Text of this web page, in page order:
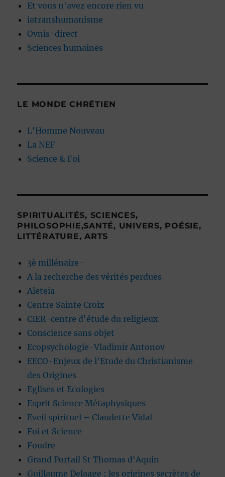
Et vous n'avez encore rien vu
iatranshumanisme
Ovnis-direct
Sciences humaines
LE MONDE CHRÉTIEN
L'Homme Nouveau
La NEF
Science & Foi
SPIRITUALITÉS, SCIENCES,
PHILOSOPHIE,SANTÉ, UNIVERS, POÉSIE,
LITTÉRATURE, ARTS
3è millénaire-
A la recherche des vérités perdues
Aleteia
Centre Sainte Croix
CIER-centre d'étude du religieux
Conscience sans objet
Ecopsychologie-Vladimir Antonov
EECO-Enjeux de l'Etude du Christianisme
des Origines
Eglises et Ecologies
Esprit Science Métaphysiques
Eveil spirituel – Claudette Vidal
Foi et Science
Foudre
Grand Portail St Thomas d'Aquin
Guillaume Delaage : les origines secrètes de